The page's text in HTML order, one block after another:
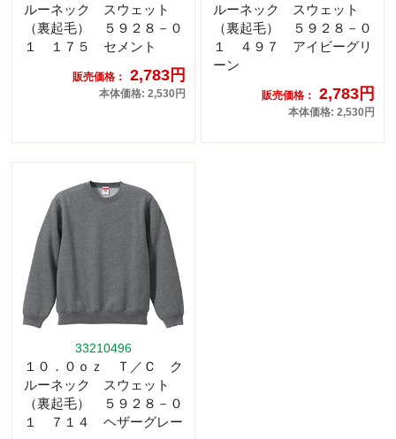
ルーネック スウェット
（裏起毛） ５９２８－０
１ １７５ セメント
販売価格： 2,783円
本体価格: 2,530円
ルーネック スウェット
（裏起毛） ５９２８－０
１ ４９７ アイビーグリ
ーン
販売価格： 2,783円
本体価格: 2,530円
33210496
１０．０ｏｚ Ｔ／Ｃ ク
ルーネック スウェット
（裏起毛） ５９２８－０
１ ７１４ ヘザーグレー